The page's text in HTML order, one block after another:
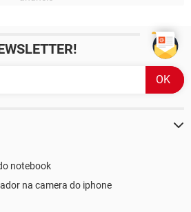
notebook
na camera do iphone